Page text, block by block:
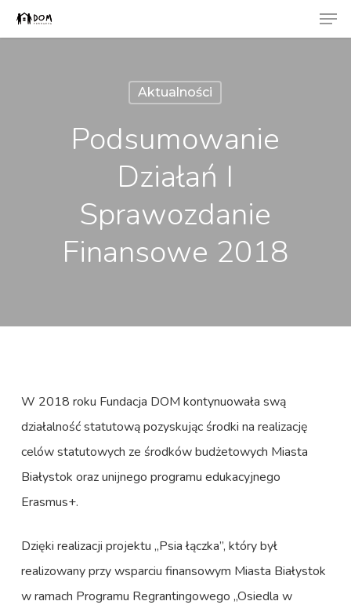
Skip
to
Aktualności
Podsumowanie
Działań I
Sprawozdanie
Finansowe 2018
W 2018 roku Fundacja DOM kontynuowała swą
działalność statutową pozyskując środki na realizację
celów statutowych ze środków budżetowych Miasta
Białystok oraz unijnego programu edukacyjnego
Erasmus+.
Dzięki realizacji projektu „Psia łączka”, który był
realizowany przy wsparciu finansowym Miasta Białystok
w ramach Programu Regrantingowego „Osiedla w